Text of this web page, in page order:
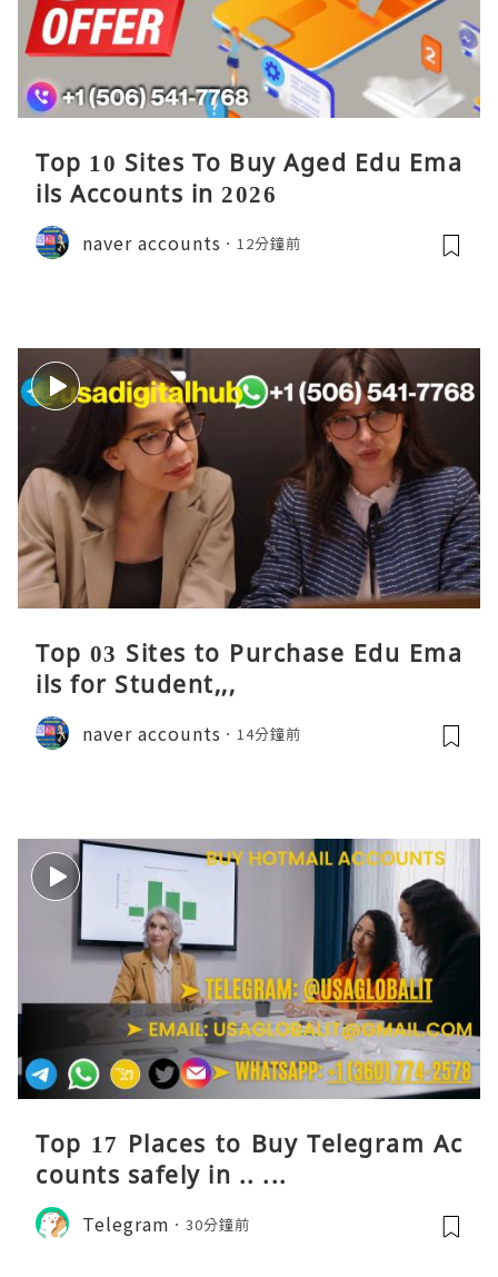
Top 10 Sites To Buy Aged Edu Ema
ils Accounts in 2026
naver accounts 12分鐘前
Top 03 Sites to Purchase Edu Ema
ils for Student,,,
naver accounts 14分鐘前
Top 17 Places to Buy Telegram Ac
counts safely in .. ...
Telegram 30分鐘前